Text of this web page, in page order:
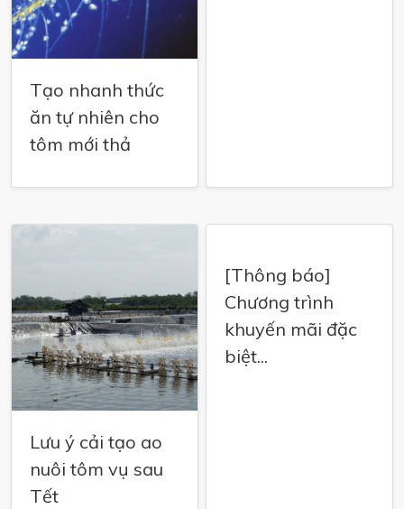
Tạo nhanh thức
ăn tự nhiên cho
tôm mới thả
Lưu ý cải tạo ao
nuôi tôm vụ sau
Tết
[Thông báo]
Chương trình
khuyến mãi đặc
biệt...